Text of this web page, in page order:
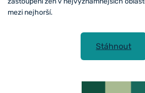
mezi nejhorší.
Stáhnout